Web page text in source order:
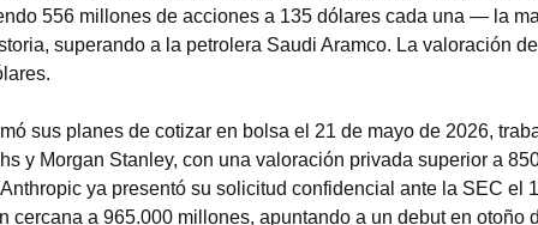
556 millones de acciones a 135 dólares cada una — la
superando a la petrolera Saudi Aramco. La valoración
sus planes de cotizar en bolsa el 21 de mayo de 2026,
y Morgan Stanley, con una valoración privada superior a
ya presentó su solicitud confidencial ante la SEC el
cercana a 965.000 millones, apuntando a un debut en otoño